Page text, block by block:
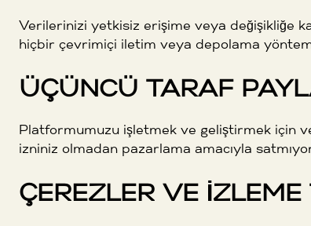
Verilerinizi yetkisiz erişime veya değişikliğe
hiçbir çevrimiçi iletim veya depolama
ÜÇÜNCÜ TARAF
Platformumuzu işletmek ve geliştirmek için
izniniz olmadan pazarlama amacıyla
ÇEREZLER VE